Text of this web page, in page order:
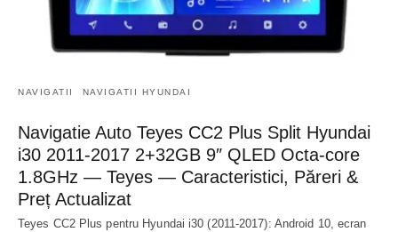
NAVIGATII NAVIGATII HYUNDAI
Navigatie Auto Teyes CC2 Plus Split Hyundai
i30 2011-2017 2+32GB 9″ QLED Octa-core
1.8GHz — Teyes — Caracteristici, Păreri &
Preț Actualizat
Teyes CC2 Plus pentru Hyundai i30 (2011-2017): Android 10, ecran